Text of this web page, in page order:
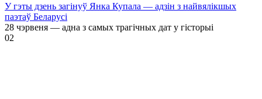
У гэты дзень загінуў Янка Купала — адзін з найвялікшых
паэтаў Беларусі
28 чэрвеня — адна з самых трагічных дат у гісторыі
02